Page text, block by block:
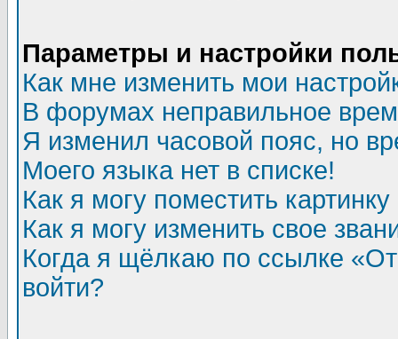
Параметры и настройки
Как мне изменить мои
В форумах неправильное
Я изменил часовой пояс, но
Моего языка нет в списке!
Как я могу поместить
Как я могу изменить свое
Когда я щёлкаю по ссылке
войти?